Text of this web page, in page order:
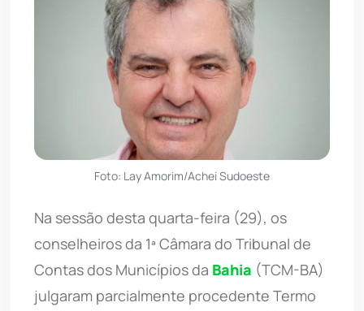
Foto: Lay Amorim/Achei Sudoeste
Na sessão desta quarta-feira (29), os
conselheiros da 1ª Câmara do Tribunal de
Contas dos Municípios da Bahia (TCM-BA)
julgaram parcialmente procedente Termo